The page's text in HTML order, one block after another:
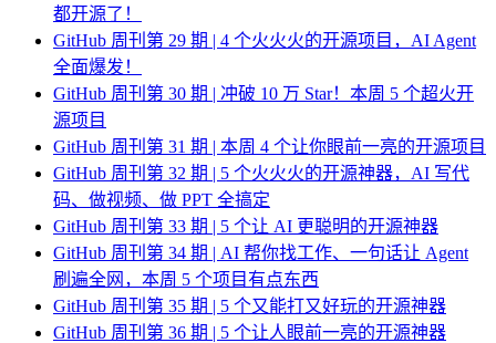
都开源了！
GitHub 周刊第 29 期 | 4 个火火火的开源项目，AI Agent
全面爆发！
GitHub 周刊第 30 期 | 冲破 10 万 Star！本周 5 个超火开
源项目
GitHub 周刊第 31 期 | 本周 4 个让你眼前一亮的开源项目
GitHub 周刊第 32 期 | 5 个火火火的开源神器，AI 写代
码、做视频、做 PPT 全搞定
GitHub 周刊第 33 期 | 5 个让 AI 更聪明的开源神器
GitHub 周刊第 34 期 | AI 帮你找工作、一句话让 Agent
刷遍全网，本周 5 个项目有点东西
GitHub 周刊第 35 期 | 5 个又能打又好玩的开源神器
GitHub 周刊第 36 期 | 5 个让人眼前一亮的开源神器